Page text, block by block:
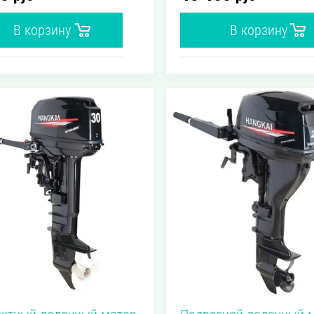
Бензиновый
мотора
3.5 л.с.
В корзину
Бензиновый
лодочного
мотора
5 л.с.
В корзину